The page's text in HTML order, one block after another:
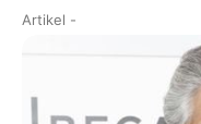
Artikel -